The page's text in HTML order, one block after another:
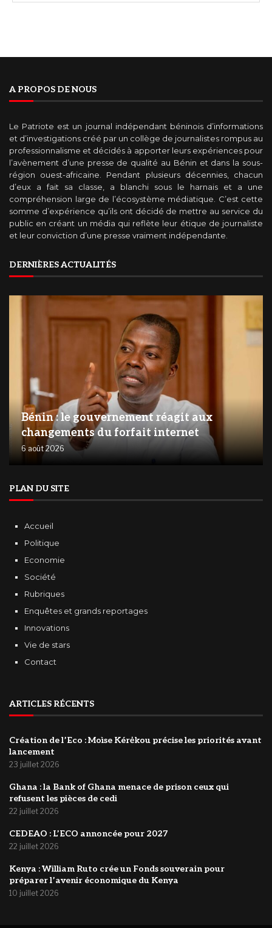
A PROPOS DE NOUS
Le Patriote est un journal indépendant béninois d’informations
et d’investigations créé par un collège de journalistes rompus au
professionnalisme et décidés à apporter leurs expériences pour
l’avènement d’une presse de qualité au Bénin et dans la sous-
région ouest-africaine. Pendant plusieurs décennies, chacun
d’eux a fait sa classe, a blanchi sous le harnais et a une
compréhension large de l’écosystème médiatique. C’est cette
somme d’expérience qu’ils ont décidé de mettre au service du
public en créant un média qui reflète leur étique de journaliste
et leur conviction d’une presse vraiment indépendante.
DERNIÈRES ACTUALITÉS
Bénin : le gouvernement réagit aux
changements du forfait internet
6 août 2026
PLAN DU SITE
Accueil
Politique
Economie
Société
Rubriques
Enquêtes et grands reportages
Innovations
Vie de stars
Contact
ARTICLES RÉCENTS
Création de l’Eco : Moìse Kérėkou précise les priorités avant
lancement
23 juillet 2026
‎Ghana : la Bank of Ghana menace de prison ceux qui
refusent les pièces de cedi
22 juillet 2026
‎CEDEAO : L’ECO annoncée pour 2027
22 juillet 2026
Kenya : William Ruto crée un Fonds souverain pour
préparer l’avenir économique du Kenya
10 juillet 2026